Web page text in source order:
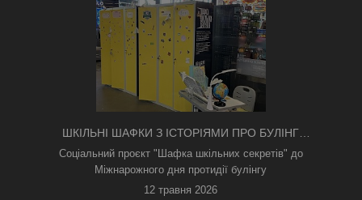
ШКІЛЬНІ ШАФКИ З ІСТОРІЯМИ ПРО БУЛІНГ
З'ЯВИЛИСЯ В КИЄВІ
Соціальний проєкт "Шафка шкільних секретів" до
Міжнарожного дня протидії булінгу
12 травня 2026